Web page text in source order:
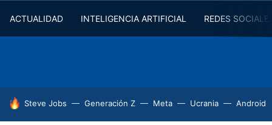
ACTUALIDAD INTELIGENCIA ARTIFICIAL REDES
HOY SE HABLA DE
Steve Jobs Generación Z Meta Ucrania Android